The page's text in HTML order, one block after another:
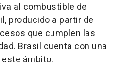
al combustible de
producido a partir de
que cumplen las
Brasil cuenta con una
ámbito.